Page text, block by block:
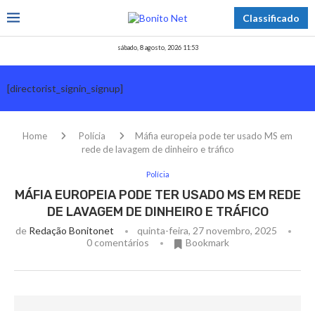
Classificado
sábado, 8 agosto, 2026 11:53
[directorist_signin_signup]
Home Polícia
Máfia europeia pode ter usado MS em
rede de lavagem de dinheiro e tráfico
Polícia
MÁFIA EUROPEIA PODE TER USADO MS EM REDE
DE LAVAGEM DE DINHEIRO E TRÁFICO
de Redação Bonitonet
quinta-feira, 27 novembro, 2025
0 comentários
Bookmark